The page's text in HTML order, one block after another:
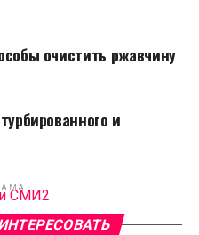
очистить ржавчину
и
СМИ2